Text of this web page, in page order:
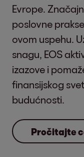
Evrope.
poslovne
ovom uspehu.
snagu, EOS
izazove i
finansijskog
budućnosti.
Pročitajte